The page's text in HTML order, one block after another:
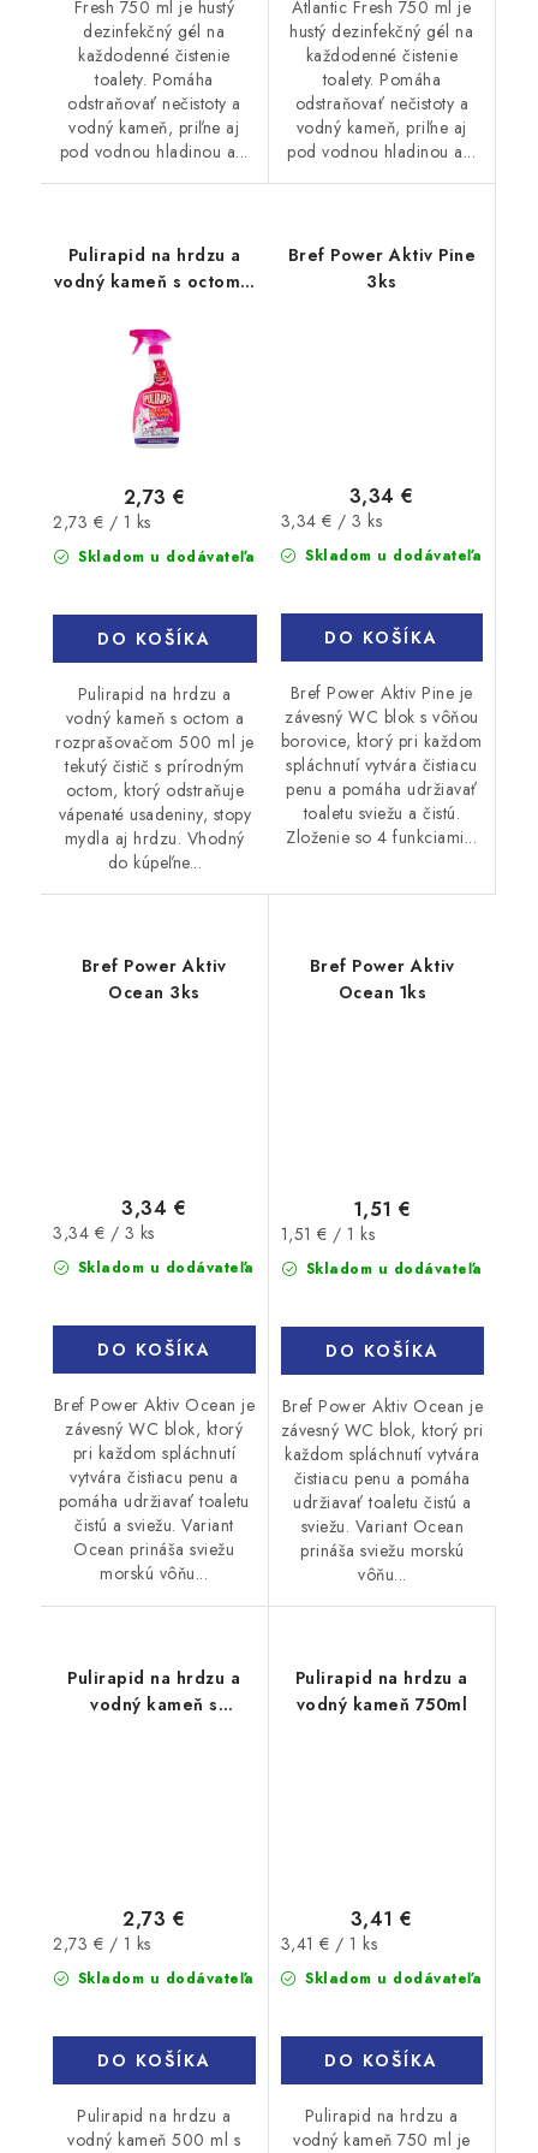
Fresh 750 ml je hustý
dezinfekčný gél na
každodenné čistenie
toalety. Pomáha
odstraňovať nečistoty a
vodný kameň, priľne aj
pod vodnou hladinou a...
Atlantic Fresh 750 ml je
hustý dezinfekčný gél na
každodenné čistenie
toalety. Pomáha
odstraňovať nečistoty a
vodný kameň, priľne aj
pod vodnou hladinou a...
Pulirapid na hrdzu a
vodný kameň s octom a
Skladom u dodávateľa
2,73 €
Jednotková
cena:
2,73 € / 1 ks
DO KOŠÍKA
Pulirapid na hrdzu a
vodný kameň s octom a
rozprašovačom 500 ml je
tekutý čistič s prírodným
octom, ktorý odstraňuje
vápenaté usadeniny, stopy
mydla aj hrdzu. Vhodný
do kúpeľne...
Bref Power Aktiv Pine
3ks
Skladom u dodávateľa
3,34 €
Jednotková
cena:
3,34 € / 3 ks
DO KOŠÍKA
Bref Power Aktiv Pine je
závesný WC blok s vôňou
borovice, ktorý pri každom
spláchnutí vytvára čistiacu
penu a pomáha udržiavať
toaletu sviežu a čistú.
Zloženie so 4 funkciami...
Bref Power Aktiv
Ocean 3ks
Skladom u dodávateľa
3,34 €
Jednotková
cena:
3,34 € / 3 ks
DO KOŠÍKA
Bref Power Aktiv Ocean je
závesný WC blok, ktorý
pri každom spláchnutí
vytvára čistiacu penu a
pomáha udržiavať toaletu
čistú a sviežu. Variant
Ocean prináša sviežu
morskú vôňu...
Bref Power Aktiv
Ocean 1ks
Skladom u dodávateľa
1,51 €
Jednotková
cena:
1,51 € / 1 ks
DO KOŠÍKA
Bref Power Aktiv Ocean je
závesný WC blok, ktorý pri
každom spláchnutí vytvára
čistiacu penu a pomáha
udržiavať toaletu čistú a
sviežu. Variant Ocean
prináša sviežu morskú
vôňu...
Pulirapid na hrdzu a
vodný kameň s
Skladom u dodávateľa
2,73 €
Jednotková
cena:
2,73 € / 1 ks
DO KOŠÍKA
Pulirapid na hrdzu a
vodný kameň 500 ml s
Pulirapid na hrdzu a
vodný kameň 750ml
Skladom u dodávateľa
3,41 €
Jednotková
cena:
3,41 € / 1 ks
DO KOŠÍKA
Pulirapid na hrdzu a
vodný kameň 750 ml je